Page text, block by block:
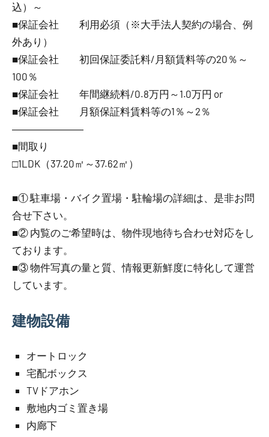
込）～
■保証会社 利用必須（※大手法人契約の場合、例
外あり）
■保証会社 初回保証委託料/月額賃料等の20％～
100％
■保証会社 年間継続料/0.8万円～1.0万円 or
■保証会社 月額保証料賃料等の1％～2％
―――――――
■間取り
□1LDK（37.20㎡～37.62㎡）
■① 駐車場・バイク置場・駐輪場の詳細は、是非お問
合せ下さい。
■② 内覧のご希望時は、物件現地待ち合わせ対応をし
ております。
■③ 物件写真の量と質、情報更新鮮度に特化して運営
しています。
建物設備
オートロック
宅配ボックス
TVドアホン
敷地内ゴミ置き場
内廊下